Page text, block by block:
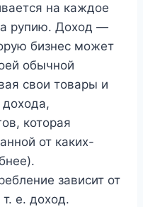
на каждое
рупию. Доход —
бизнес может
обычной
свои товары и
которая
от каких-
зависит от
т. е. доход.